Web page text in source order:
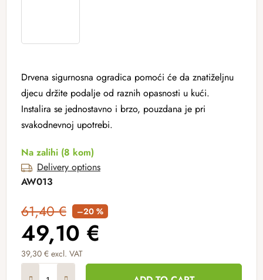
Drvena sigurnosna ogradica pomoći će da znatiželjnu
djecu držite podalje od raznih opasnosti u kući.
Instalira se jednostavno i brzo, pouzdana je pri
svakodnevnoj upotrebi.
Na zalihi (8 kom)
Delivery options
AW013
61,40 € –20 %
49,10 €
39,30 € excl. VAT